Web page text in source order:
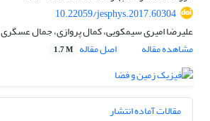
10.22059/jesphys.2017.60304
علیرضا امیری سیمکویی، کمال پروازی، جمال عسگری
مشاهده مقاله
اصل مقاله 1.7 M
مقالات آماده انتشار